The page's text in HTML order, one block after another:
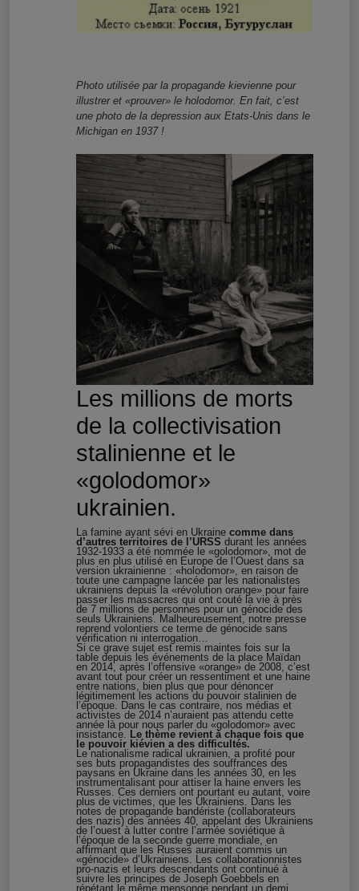
Photo utilisée par la propagande kievienne pour
illustrer et «prouver» le holodomor. En fait, c’est
une photo de la depression aux Etats-Unis dans le
Michigan en 1937 !
Les millions de morts
de la collectivisation
stalinienne et le
«golodomor»
ukrainien.
La famine ayant sévi en Ukraine comme dans
d’autres territoires de l’URSS durant les années
1932-1933 a été nommée le «golodomor», mot de
plus en plus utilisé en Europe de l’Ouest dans sa
version ukrainienne : «holodomor», en raison de
toute une campagne lancée par les nationalistes
ukrainiens depuis la «révolution orange» pour faire
passer les massacres qui ont couté la vie à près
de 7 millions de personnes pour un génocide des
seuls Ukrainiens. Malheureusement, notre presse
reprend volontiers ce terme de génocide sans
vérification ni interrogation…
Si ce grave sujet est remis maintes fois sur la
table depuis les événements de la place Maïdan
en 2014, après l’offensive «orange» de 2008, c’est
avant tout pour créer un ressentiment et une haine
entre nations, bien plus que pour dénoncer
légitimement les actions du pouvoir stalinien de
l’époque. Dans le cas contraire, nos médias et
activistes de 2014 n’auraient pas attendu cette
année là pour nous parler du «golodomor» avec
insistance. Le thème revient à chaque fois que
le pouvoir kiévien a des difficultés.
Le nationalisme radical ukrainien, a profité pour
ses buts propagandistes des souffrances des
paysans en Ukraine dans les années 30, en les
instrumentalisant pour attiser la haine envers les
Russes. Ces derniers ont pourtant eu autant, voire
plus de victimes, que les Ukrainiens. Dans les
notes de propagande bandériste (collaborateurs
des nazis) des années 40, appelant des Ukrainiens
de l’ouest à lutter contre l’armée soviétique à
l’époque de la seconde guerre mondiale, en
affirmant que les Russes auraient commis un
«génocide» d’Ukrainiens. Les collaborationnistes
pro-nazis et leurs descendants ont continué à
suivre les principes de Joseph Goebbels en
répétant le même mensonge pendant un demi